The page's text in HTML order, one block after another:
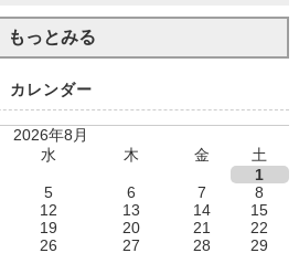
もっとみる
カレンダー
2026年8月
水 木 金
土
1
5 6 7
8
12 13 14
15
19 20 21
22
26 27 28
29